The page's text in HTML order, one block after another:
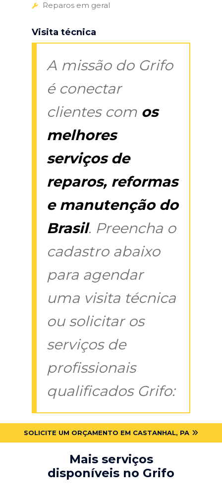
Reparos em geral
Visita técnica
A missão do Grifo
é conectar
clientes com os
melhores
serviços de
reparos, reformas
e manutenção do
Brasil. Preencha o
cadastro abaixo
para agendar
uma visita técnica
ou solicitar os
serviços de
profissionais
qualificados Grifo:
SOLICITE UM ORÇAMENTO EM CASTANHAL, PA
Mais serviços
disponíveis no Grifo